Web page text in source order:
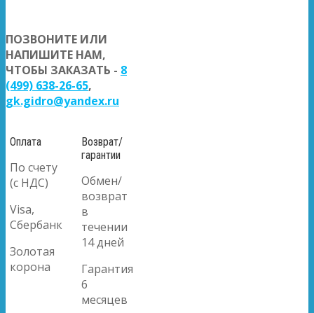
ПОЗВОНИТЕ ИЛИ
НАПИШИТЕ НАМ,
ЧТОБЫ ЗАКАЗАТЬ - 8
(499) 638-26-65,
gk.gidro@yandex.ru
Оплата
По счету
(с НДС)
Visa,
Сбербанк
Золотая
корона
Возврат/
гарантии
Обмен/
возврат
в
течении
14 дней
Гарантия
6
месяцев